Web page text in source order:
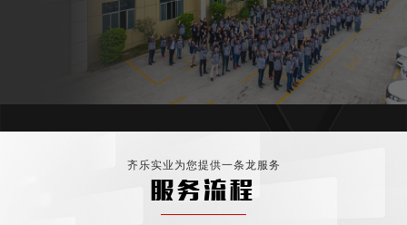
齐乐实业为您提供一条龙服务
服务流程